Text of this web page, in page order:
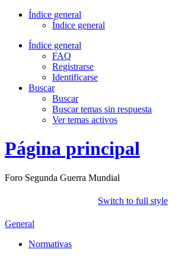
Índice general
Índice general
Índice general
FAQ
Registrarse
Identificarse
Buscar
Buscar
Buscar temas sin respuesta
Ver temas activos
Página principal
Foro Segunda Guerra Mundial
Switch to full style
General
Normativas